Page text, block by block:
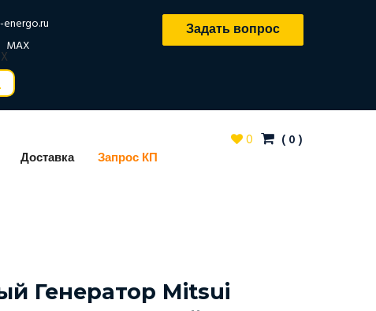
energo.ru
MAX
Задать вопрос
Доставка Запрос КП
0 ( 0)
Генератор Mitsui